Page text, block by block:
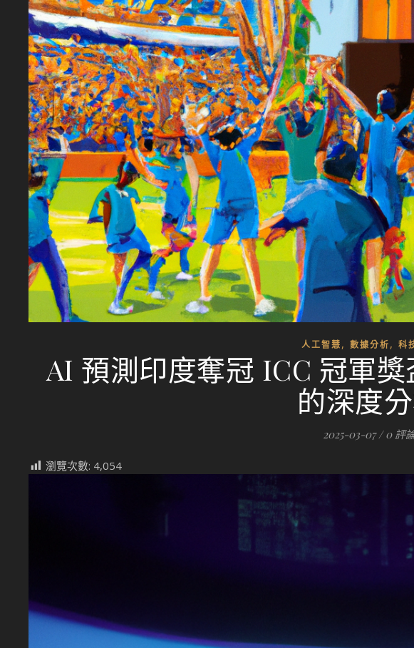
人工智慧, 數據分析, 科
AI 預測印度奪冠 ICC 冠軍獎
的深度
2025-03-07 / 0 評
瀏覽次數: 4,054